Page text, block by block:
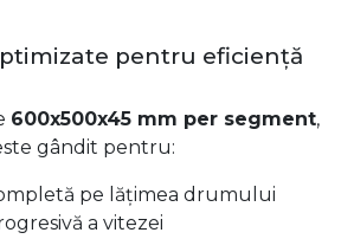
pentru eficiență
600x500x45 mm per segment,
gândit pentru:
pe lățimea drumului
a vitezei